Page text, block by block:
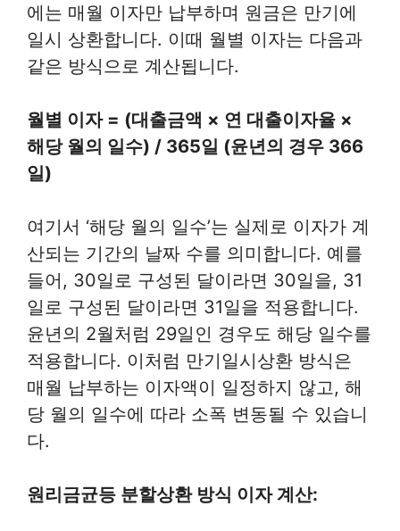
에는 매월 이자만 납부하며 원금은 만기에
일시 상환합니다. 이때 월별 이자는 다음과
같은 방식으로 계산됩니다.
월별 이자 = (대출금액 × 연 대출이자율 ×
해당 월의 일수) / 365일 (윤년의 경우 366
일)
여기서 ‘해당 월의 일수’는 실제로 이자가 계
산되는 기간의 날짜 수를 의미합니다. 예를
들어, 30일로 구성된 달이라면 30일을, 31
일로 구성된 달이라면 31일을 적용합니다.
윤년의 2월처럼 29일인 경우도 해당 일수를
적용합니다. 이처럼 만기일시상환 방식은
매월 납부하는 이자액이 일정하지 않고, 해
당 월의 일수에 따라 소폭 변동될 수 있습니
다.
원리금균등 분할상환 방식 이자 계산: